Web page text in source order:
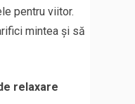
pentru viitor.
mintea și să
relaxare